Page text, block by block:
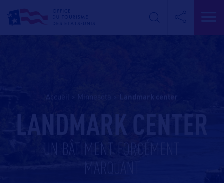
landmark center
LANDMARK CENTER
UN BÂTIMENT FORCÉMENT